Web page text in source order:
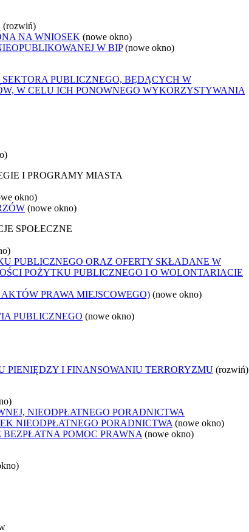
(rozwiń)
NA WNIOSEK (nowe okno)
W BIP (nowe okno)
PUBLICZNEGO, BĘDĄCYCH W
W CELU ICH PONOWNEGO WYKORZYSTYWANIA
I PROGRAMY MIASTA
okno)
(nowe okno)
SPOŁECZNE
PUBLICZNEGO ORAZ OFERTY SKŁADANE W
POŻYTKU PUBLICZNEGO I O WOLONTARIACIE
PRAWA MIEJSCOWEGO) (nowe okno)
PUBLICZNEGO (nowe okno)
PIENIĘDZY I FINANSOWANIU TERRORYZMU (rozwiń)
NIEODPŁATNEGO PORADNICTWA
NIEODPŁATNEGO PORADNICTWA (nowe okno)
POMOC PRAWNA (nowe okno)